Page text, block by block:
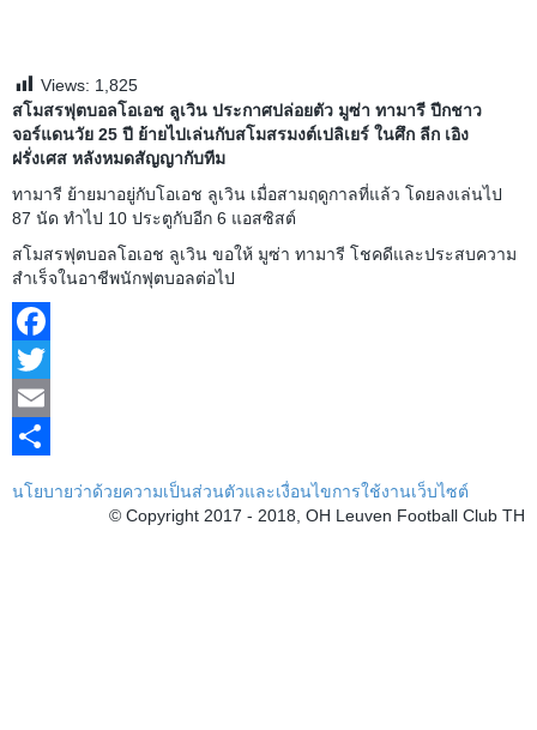
Views: 1,825
สโมสรฟุตบอลโอเอช ลูเวิน ประกาศปล่อยตัว มูซ่า ทามารี ปีกชาว
จอร์แดนวัย 25 ปี ย้ายไปเล่นกับสโมสรมงต์เปลิเยร์ ในศึก ลีก เอิง
ฝรั่งเศส หลังหมดสัญญากับทีม
ทามารี ย้ายมาอยู่กับโอเอช ลูเวิน เมื่อสามฤดูกาลที่แล้ว โดยลงเล่นไป
87 นัด ทำไป 10 ประตูกับอีก 6 แอสซิสต์
สโมสรฟุตบอลโอเอช ลูเวิน ขอให้ มูซ่า ทามารี โชคดีและประสบความ
สำเร็จในอาชีพนักฟุตบอลต่อไป
Facebook
Twitter
Email
นโยบายว่าด้วยความเป็นส่วนตัวและเงื่อนไขการใช้งานเว็บไซต์
© Copyright 2017 - 2018, OH Leuven Football Club TH